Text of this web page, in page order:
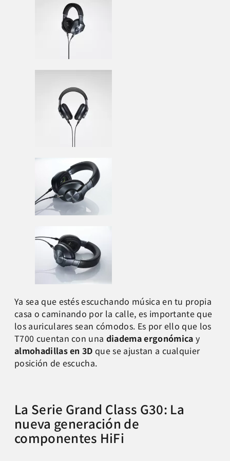
Ya sea que estés escuchando música en tu propia
casa o caminando por la calle, es importante que
los auriculares sean cómodos. Es por ello que los
T700 cuentan con una diadema ergonómica y
almohadillas en 3D que se ajustan a cualquier
posición de escucha.
La Serie Grand Class G30: La
nueva generación de
componentes HiFi